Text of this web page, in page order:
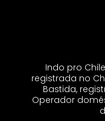
Indo pro
registrada no
Bastida,
Operador